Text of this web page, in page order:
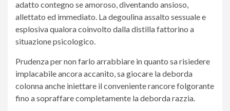
adatto contegno se amoroso, diventando ansioso,
allettato ed immediato. La degoulina assalto sessuale e
esplosiva qualora coinvolto dalla distilla fattorino a
situazione psicologico.
Prudenza per non farlo arrabbiare in quanto sa risiedere
implacabile ancora accanito, sa giocare la deborda
colonna anche iniettare il conveniente rancore folgorante
fino a sopraffare completamente la deborda razzia.